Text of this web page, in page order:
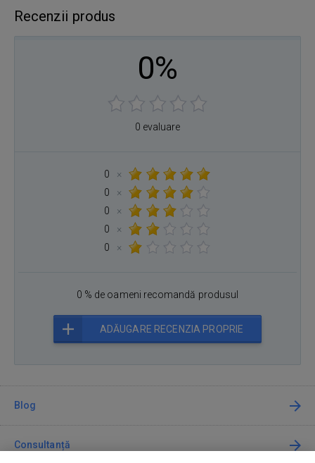
Recenzii produs
0%
0 evaluare
0
×
0
×
0
×
0
×
0
×
0 % de oameni recomandă produsul
ADĂUGARE RECENZIA PROPRIE
Blog
Consultanță